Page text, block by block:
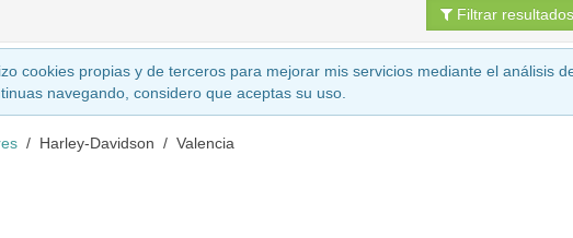
Filtrar resultados
cookies propias y de terceros para mejorar mis servicios mediante el análisis
navegando, considero que aceptas su uso.
Harley-Davidson Valencia